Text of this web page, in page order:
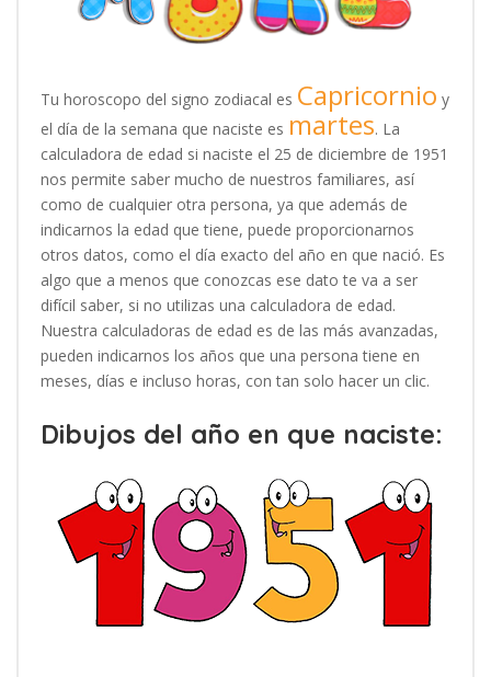
Tu horoscopo del signo zodiacal es Capricornio y
el día de la semana que naciste es martes. La
calculadora de edad si naciste el 25 de diciembre de 1951
nos permite saber mucho de nuestros familiares, así
como de cualquier otra persona, ya que además de
indicarnos la edad que tiene, puede proporcionarnos
otros datos, como el día exacto del año en que nació. Es
algo que a menos que conozcas ese dato te va a ser
difícil saber, si no utilizas una calculadora de edad.
Nuestra calculadoras de edad es de las más avanzadas,
pueden indicarnos los años que una persona tiene en
meses, días e incluso horas, con tan solo hacer un clic.
Dibujos del año en que naciste: